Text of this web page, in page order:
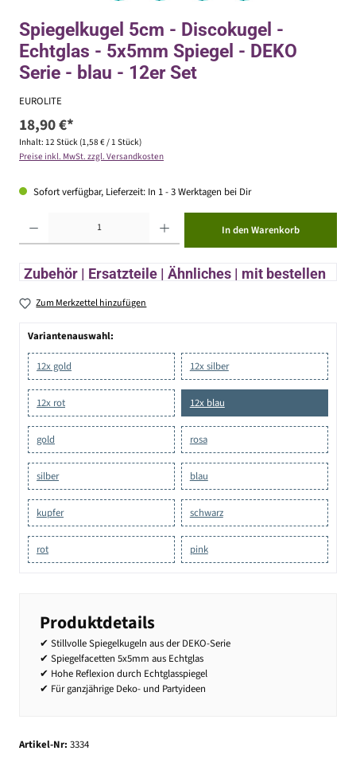
Spiegelkugel 5cm - Discokugel -
Echtglas - 5x5mm Spiegel - DEKO
Serie - blau - 12er Set
EUROLITE
18,90 €*
Inhalt: 12 Stück (1,58 € / 1 Stück)
Preise inkl. MwSt. zzgl. Versandkosten
Sofort verfügbar, Lieferzeit: In 1 - 3 Werktagen bei Dir
In den Warenkorb
Zubehör | Ersatzteile | Ähnliches | mit bestellen
Zum Merkzettel hinzufügen
Variantenauswahl:
12x gold 12x silber
12x rot 12x blau
gold rosa
silber blau
kupfer schwarz
rot pink
Produktdetails
✔ Stillvolle Spiegelkugeln aus der DEKO-Serie
✔ Spiegelfacetten 5x5mm aus Echtglas
✔ Hohe Reflexion durch Echtglasspiegel
✔ Für ganzjährige Deko- und Partyideen
Artikel-Nr: 3334